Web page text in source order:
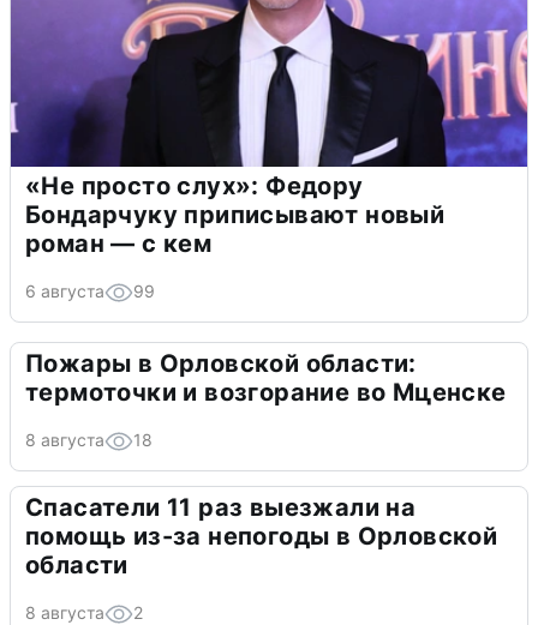
«Не просто слух»: Федору
Бондарчуку приписывают новый
роман — с кем
6 августа 99
Пожары в Орловской области:
термоточки и возгорание во Мценске
8 августа 18
Спасатели 11 раз выезжали на
помощь из-за непогоды в Орловской
области
8 августа 2